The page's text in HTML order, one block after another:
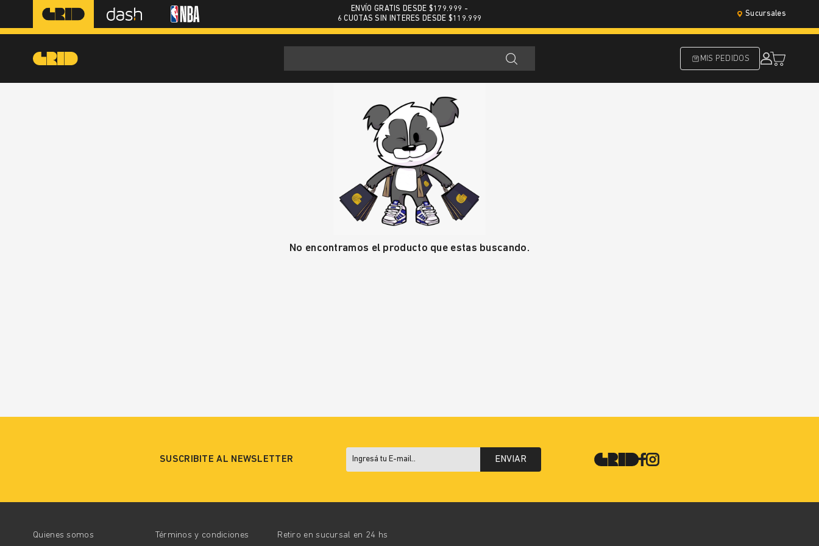
ENVÍO GRATIS DESDE $179.999 -
6 CUOTAS SIN INTERES DESDE $119.999
Sucursales
MIS PEDIDOS
No encontramos el producto que estas buscando.
SUSCRIBITE AL NEWSLETTER ENVIAR
Quienes somos Términos y condiciones Retiro en sucursal en 24 hs